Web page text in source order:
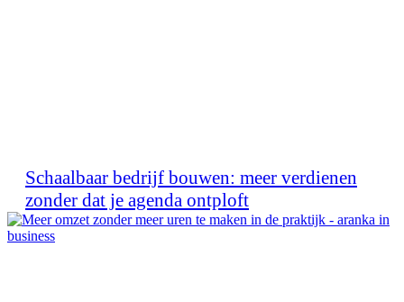
Schaalbaar bedrijf bouwen: meer verdienen
zonder dat je agenda ontploft